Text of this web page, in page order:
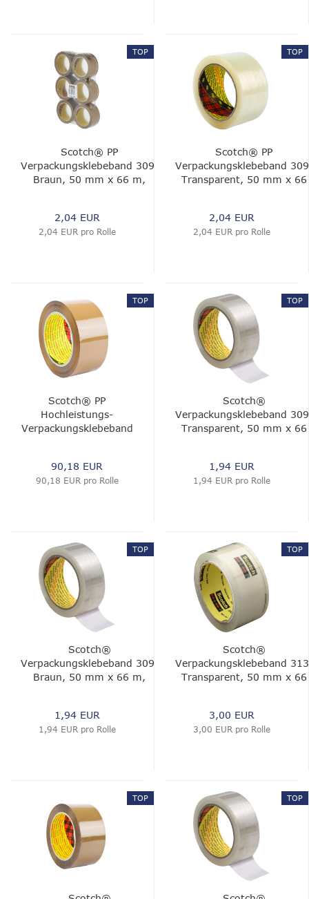
TOP
Scotch® PP
Verpackungsklebeband 309,
Braun, 50 mm x 66 m,
2,04 EUR
2,04 EUR pro Rolle
TOP
Scotch® PP
Verpackungsklebeband
Transparent, 50 mm x 66
2,04 EUR
2,04 EUR pro Rolle
TOP
Scotch® PP
Hochleistungs-
Verpackungsklebeband
0,075 mm
90,18 EUR
90,18 EUR pro Rolle
TOP
Scotch®
Verpackungsklebeband
Transparent, 50 mm x 66
1,94 EUR
1,94 EUR pro Rolle
TOP
Scotch®
Verpackungsklebeband 309,
Braun, 50 mm x 66 m,
1,94 EUR
1,94 EUR pro Rolle
TOP
Scotch®
Verpackungsklebeband
Transparent, 50 mm x 66
3,00 EUR
3,00 EUR pro Rolle
TOP TOP